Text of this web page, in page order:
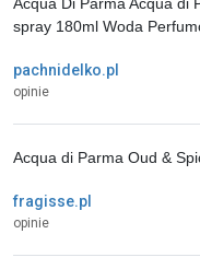
pachnidelko.pl
opinie
spray 180ml Woda
fragisse.pl
opinie
Acqua di Parma Oud &